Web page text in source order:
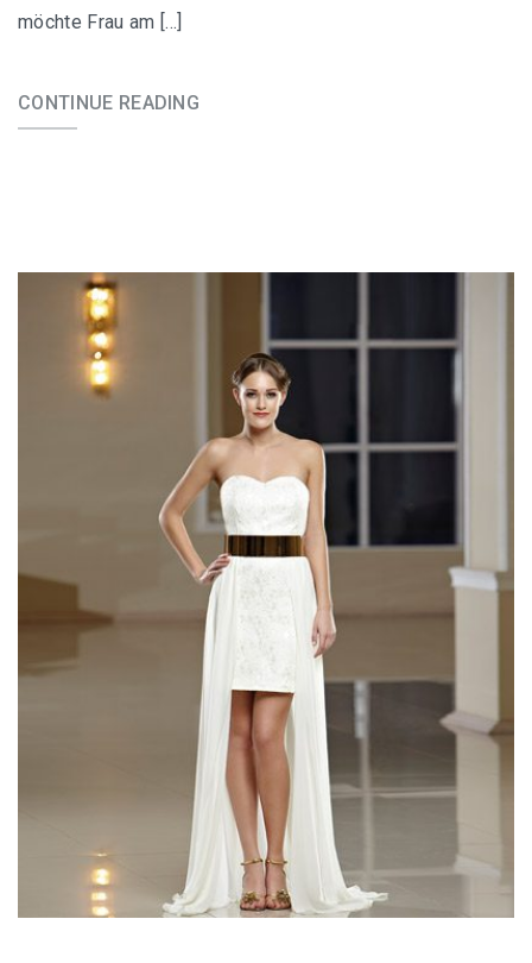
möchte Frau am […]
CONTINUE READING